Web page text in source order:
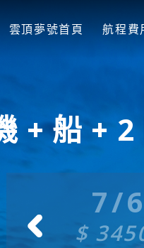
雲頂夢號首頁 航程費
+船
7/6
$